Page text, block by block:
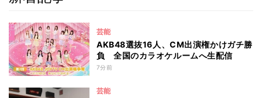
芸能
AKB48選抜16人、CM出演権かけガチ勝
負 全国のカラオケルームへ生配信
7分前
芸能